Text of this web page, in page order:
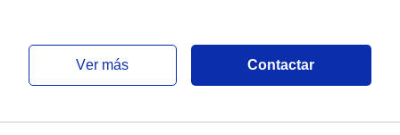
ver más Contactar